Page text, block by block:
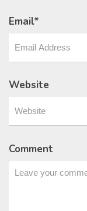
Email*
Website
Comment